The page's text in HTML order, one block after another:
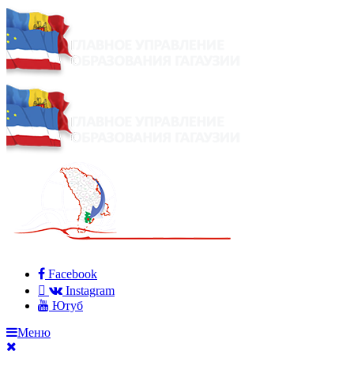
Facebook
Instagram
Ютуб
Меню